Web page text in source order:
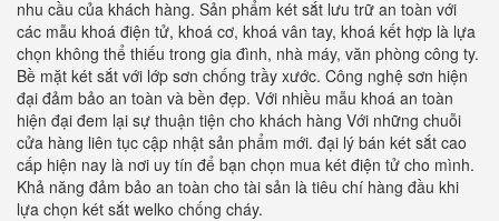
nhu cầu của khách hàng. Sản phẩm két sắt lưu trữ an toàn với
các mẫu khoá điện tử, khoá cơ, khoá vân tay, khoá kết hợp là lựa
chọn không thể thiếu trong gia đình, nhà máy, văn phòng công ty.
Bề mặt két sắt với lớp sơn chống trầy xước. Công nghệ sơn hiện
đại đảm bảo an toàn và bền đẹp. Với nhiều mẫu khoá an toàn
hiện đại đem lại sự thuận tiện cho khách hàng Với những chuỗi
cửa hàng liên tục cập nhật sản phẩm mới. đại lý bán két sắt cao
cấp hiện nay là nơi uy tín để bạn chọn mua két điện tử cho mình.
Khả năng đảm bảo an toàn cho tài sản là tiêu chí hàng đầu khi
lựa chọn két sắt welko chống cháy.